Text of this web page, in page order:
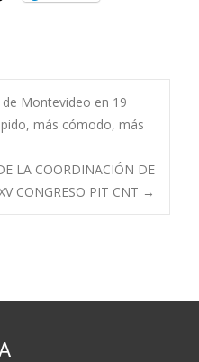
Montevideo en 19
más cómodo, más
LA COORDINACIÓN DE
CONGRESO PIT CNT →